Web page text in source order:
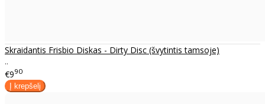
Skraidantis Frisbio Diskas - Dirty Disc (švytintis tamsoje)
..
€990